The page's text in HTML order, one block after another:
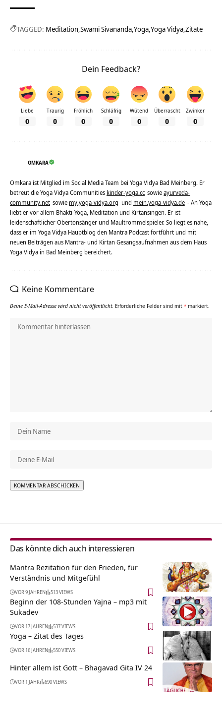
TAGGED: Meditation Swami Sivananda Yoga Yoga Vidya Zitate
Dein Feedback?
Liebe
0
Traurig
0
Fröhlich
0
Schläfrig
0
Wütend
0
Überrascht
0
Zwinker
0
OMKARA
Omkara ist Mitglied im Social Media Team bei Yoga Vidya Bad Meinberg. Er
betreut die Yoga Vidya Communities kinder-yoga.cc sowieayurveda-
community.net sowie my.yoga-vidya.org und mein.yoga-vidya.de - An Yoga
liebt er vor allem Bhakti-Yoga, Meditation und Kirtansingen. Er ist
leidenschaftlicher Obertonsänger und Maultrommelspieler. So liegt es nahe,
dass er im Yoga Vidya Hauptblog den Mantra Podcast fortführt und mit
neuen Beiträgen aus Mantra- und Kirtan Gesangsaufnahmen aus dem Haus
Yoga Vidya in Bad Meinberg bereichert.
Keine Kommentare
Deine E-Mail-Adresse wird nicht veröffentlicht. Erforderliche Felder sind mit * markiert.
Das könnte dich auch interessieren
Mantra Rezitation für den Frieden, für
Verständnis und Mitgefühl
VOR 9 JAHREN 513 VIEWS
Beginn der 108-Stunden Yajna – mp3 mit
Sukadev
VOR 17 JAHREN 537 VIEWS
Yoga – Zitat des Tages
VOR 16 JAHREN 550 VIEWS
Hinter allem ist Gott – Bhagavad Gita IV 24
VOR 1 JAHR 690 VIEWS